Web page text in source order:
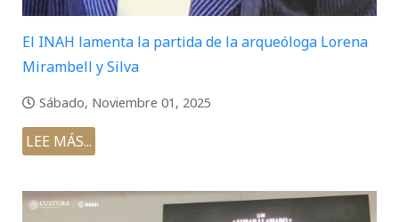
El INAH lamenta la partida de la arqueóloga Lorena
Mirambell y Silva
Sábado, Noviembre 01, 2025
LEE MÁS...